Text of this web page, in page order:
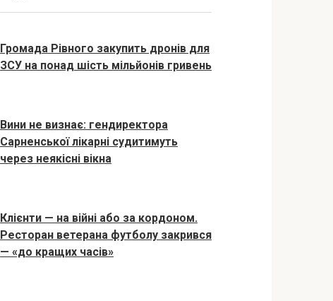
Громада Рівного закупить дронів для
ЗСУ на понад шість мільйонів гривень
Вини не визнає: гендиректора
Сарненської лікарні судитимуть
через неякісні вікна
Клієнти — на війні або за кордоном.
Ресторан ветерана футболу закрився
— «до кращих часів»